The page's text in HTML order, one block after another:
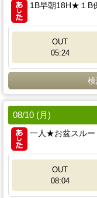
1B早朝18H★１B
OUT
05:24
08/10 (月)
一人★お盆スルー
OUT
08:04